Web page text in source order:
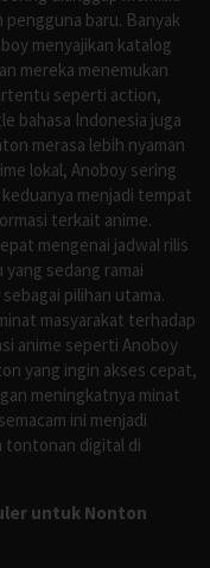
pengguna baru. Banyak
menyajikan katalog
mereka menemukan
seperti action,
bahasa Indonesia juga
merasa lebih nyaman
lokal, Anoboy sering
menjadi tempat
terkait anime.
mengenai jadwal rilis
sedang ramai
pilihan utama.
masyarakat terhadap
anime seperti Anoboy
yang ingin akses cepat,
meningkatnya minat
ini menjadi
tontonan digital di
untuk Nonton